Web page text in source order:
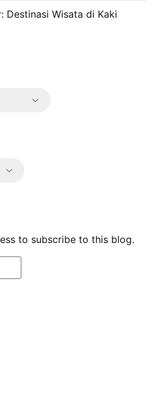
Destinasi Wisata di Kaki
to subscribe to this blog.